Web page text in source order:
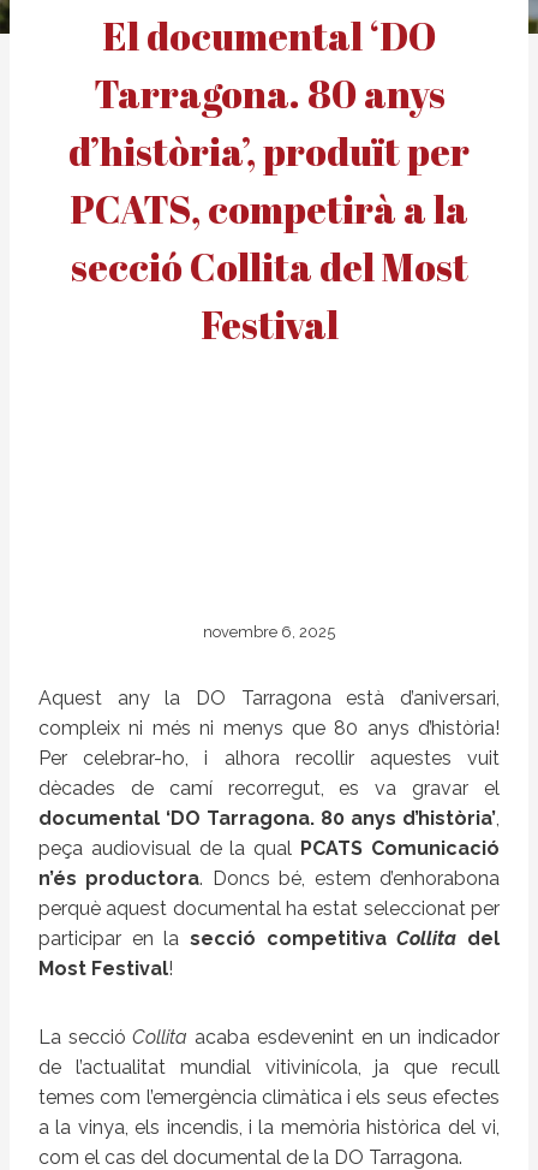
El documental ‘DO
Tarragona. 80 anys
d’història’, produït per
PCATS, competirà a la
secció Collita del Most
Festival
novembre 6, 2025
Aquest any la DO Tarragona està d’aniversari,
compleix ni més ni menys que 80 anys d’història!
Per celebrar-ho, i alhora recollir aquestes vuit
dècades de camí recorregut, es va gravar el
documental ‘DO Tarragona. 80 anys d’història’
peça audiovisual de la qual PCATS Comunicació
n’és productora. Doncs bé, estem d’enhorabona
perquè aquest documental ha estat seleccionat per
participar en la secció competitivaCollita del
Most Festival!
La seccióCollita acaba esdevenint en un indicador
de l’actualitat mundial vitivinícola, ja que recull
temes com l’emergència climàtica i els seus efectes
a la vinya, els incendis, i la memòria històrica del vi,
com el cas del documental de la DO Tarragona.